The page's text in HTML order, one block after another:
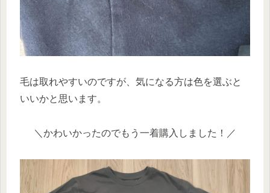
毛は取れやすいのですが、気になる方は色を選ぶと
いいかと思います。
＼かわいかったのでもう一着購入しました！／